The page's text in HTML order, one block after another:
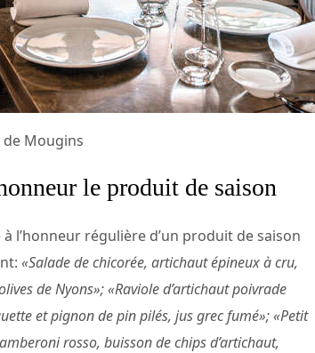
de Mougins
le produit de saison
l’honneur régulière d’un produit de saison
«Salade de chicorée, artichaut épineux à cru,
de Nyons»; «Raviole d’artichaut poivrade
et pignon de pin pilés, jus grec fumé»; «Petit
rosso, buisson de chips d’artichaut,